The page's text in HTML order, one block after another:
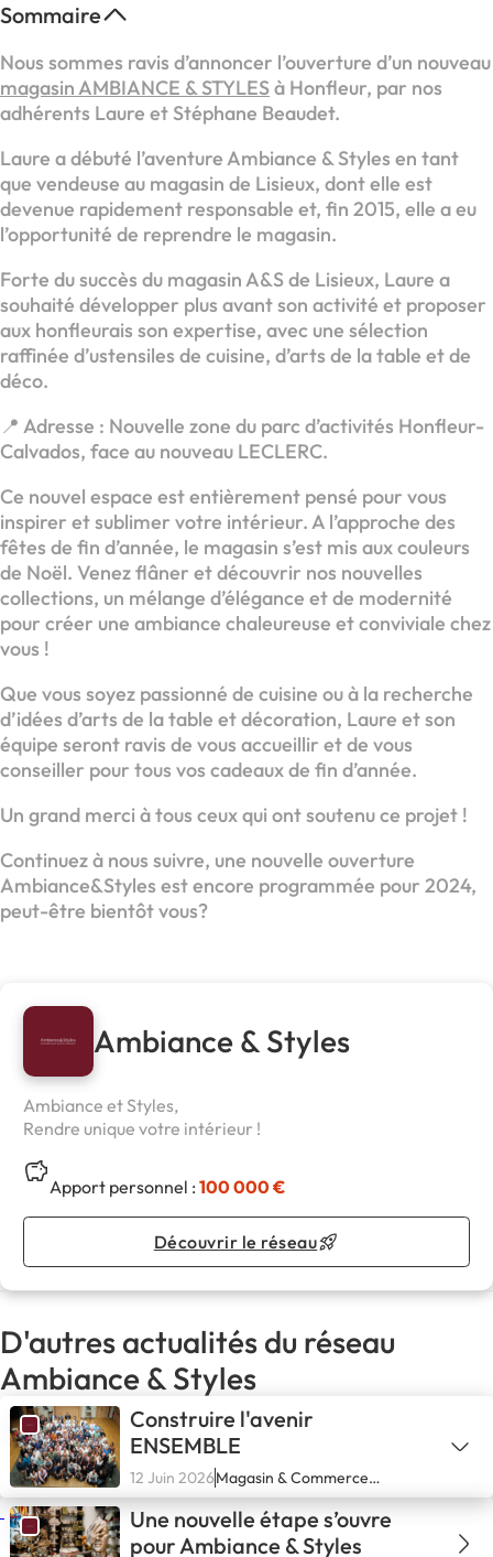
Sommaire
Nous sommes ravis d’annoncer l’ouverture d’un nouveau
magasin AMBIANCE & STYLESà Honfleur, par nos
adhérents Laure et Stéphane Beaudet.
Laure a débuté l’aventure Ambiance & Styles en tant
que vendeuse au magasin de Lisieux, dont elle est
devenue rapidement responsable et, fin 2015, elle a eu
l’opportunité de reprendre le magasin.
Forte du succès du magasin A&S de Lisieux, Laure a
souhaité développer plus avant son activité et proposer
aux honfleurais son expertise, avec une sélection
raffinée d’ustensiles de cuisine, d’arts de la table et de
déco.
📍 Adresse : Nouvelle zone du parc d’activités Honfleur-
Calvados, face au nouveau LECLERC.
Ce nouvel espace est entièrement pensé pour vous
inspirer et sublimer votre intérieur. A l’approche des
fêtes de fin d’année, le magasin s’est mis aux couleurs
de Noël. Venez flâner et découvrir nos nouvelles
collections, un mélange d’élégance et de modernité
pour créer une ambiance chaleureuse et conviviale chez
vous !
Que vous soyez passionné de cuisine ou à la recherche
d’idées d’arts de la table et décoration, Laure et son
équipe seront ravis de vous accueillir et de vous
conseiller pour tous vos cadeaux de fin d’année.
Un grand merci à tous ceux qui ont soutenu ce projet !
Continuez à nous suivre, une nouvelle ouverture
Ambiance&Styles est encore programmée pour 2024,
peut-être bientôt vous?
Ambiance & Styles
Ambiance et Styles,
Rendre unique votre intérieur !
Apport personnel :100 000 €
Découvrir le réseau
D'autres actualités du réseau
Ambiance & Styles
Construire l'avenir
ENSEMBLE
12 Juin 2026Magasin & Commerce
spécialisé
Une nouvelle étape s’ouvre
pour Ambiance & Styles